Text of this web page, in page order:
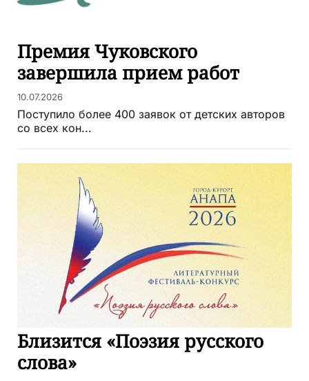
Премия Чуковского
завершила прием работ
10.07.2026
Поступило более 400 заявок от детских авторов
со всех кон...
Близится «Поэзия русского
слова»